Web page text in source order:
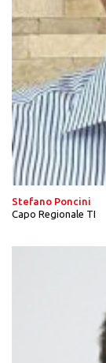
Stefano Poncini
Capo Regionale TI